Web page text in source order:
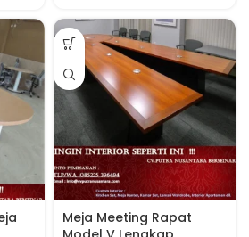
Meja Meeting Rapat